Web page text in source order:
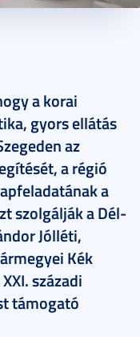
a korai
gyors ellátás
az
a régió
a
szolgálják a Dél-
Jólléti,
Kék
századi
támogató